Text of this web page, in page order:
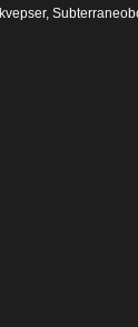
,